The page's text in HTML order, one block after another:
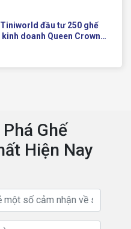
Tiniworld đầu tư 250 ghế
doanh Queen Crown
Ghế
Hiện Nay